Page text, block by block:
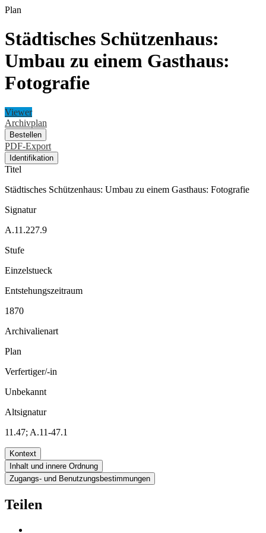
Plan
Städtisches Schützenhaus:
Umbau zu einem Gasthaus:
Fotografie
Viewer
Archivplan
Bestellen
PDF-Export
Identifikation
Titel
Städtisches Schützenhaus: Umbau zu einem Gasthaus: Fotografie
Signatur
A.11.227.9
Stufe
Einzelstueck
Entstehungszeitraum
1870
Archivalienart
Plan
Verfertiger/-in
Unbekannt
Altsignatur
11.47; A.11-47.1
Kontext
Inhalt und innere Ordnung
Zugangs- und Benutzungsbestimmungen
Teilen